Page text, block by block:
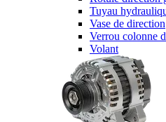
Tuyau
Vase de direction
Verrou colonne
Volant